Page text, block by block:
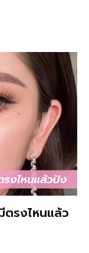
ตรงไหนแล้ว